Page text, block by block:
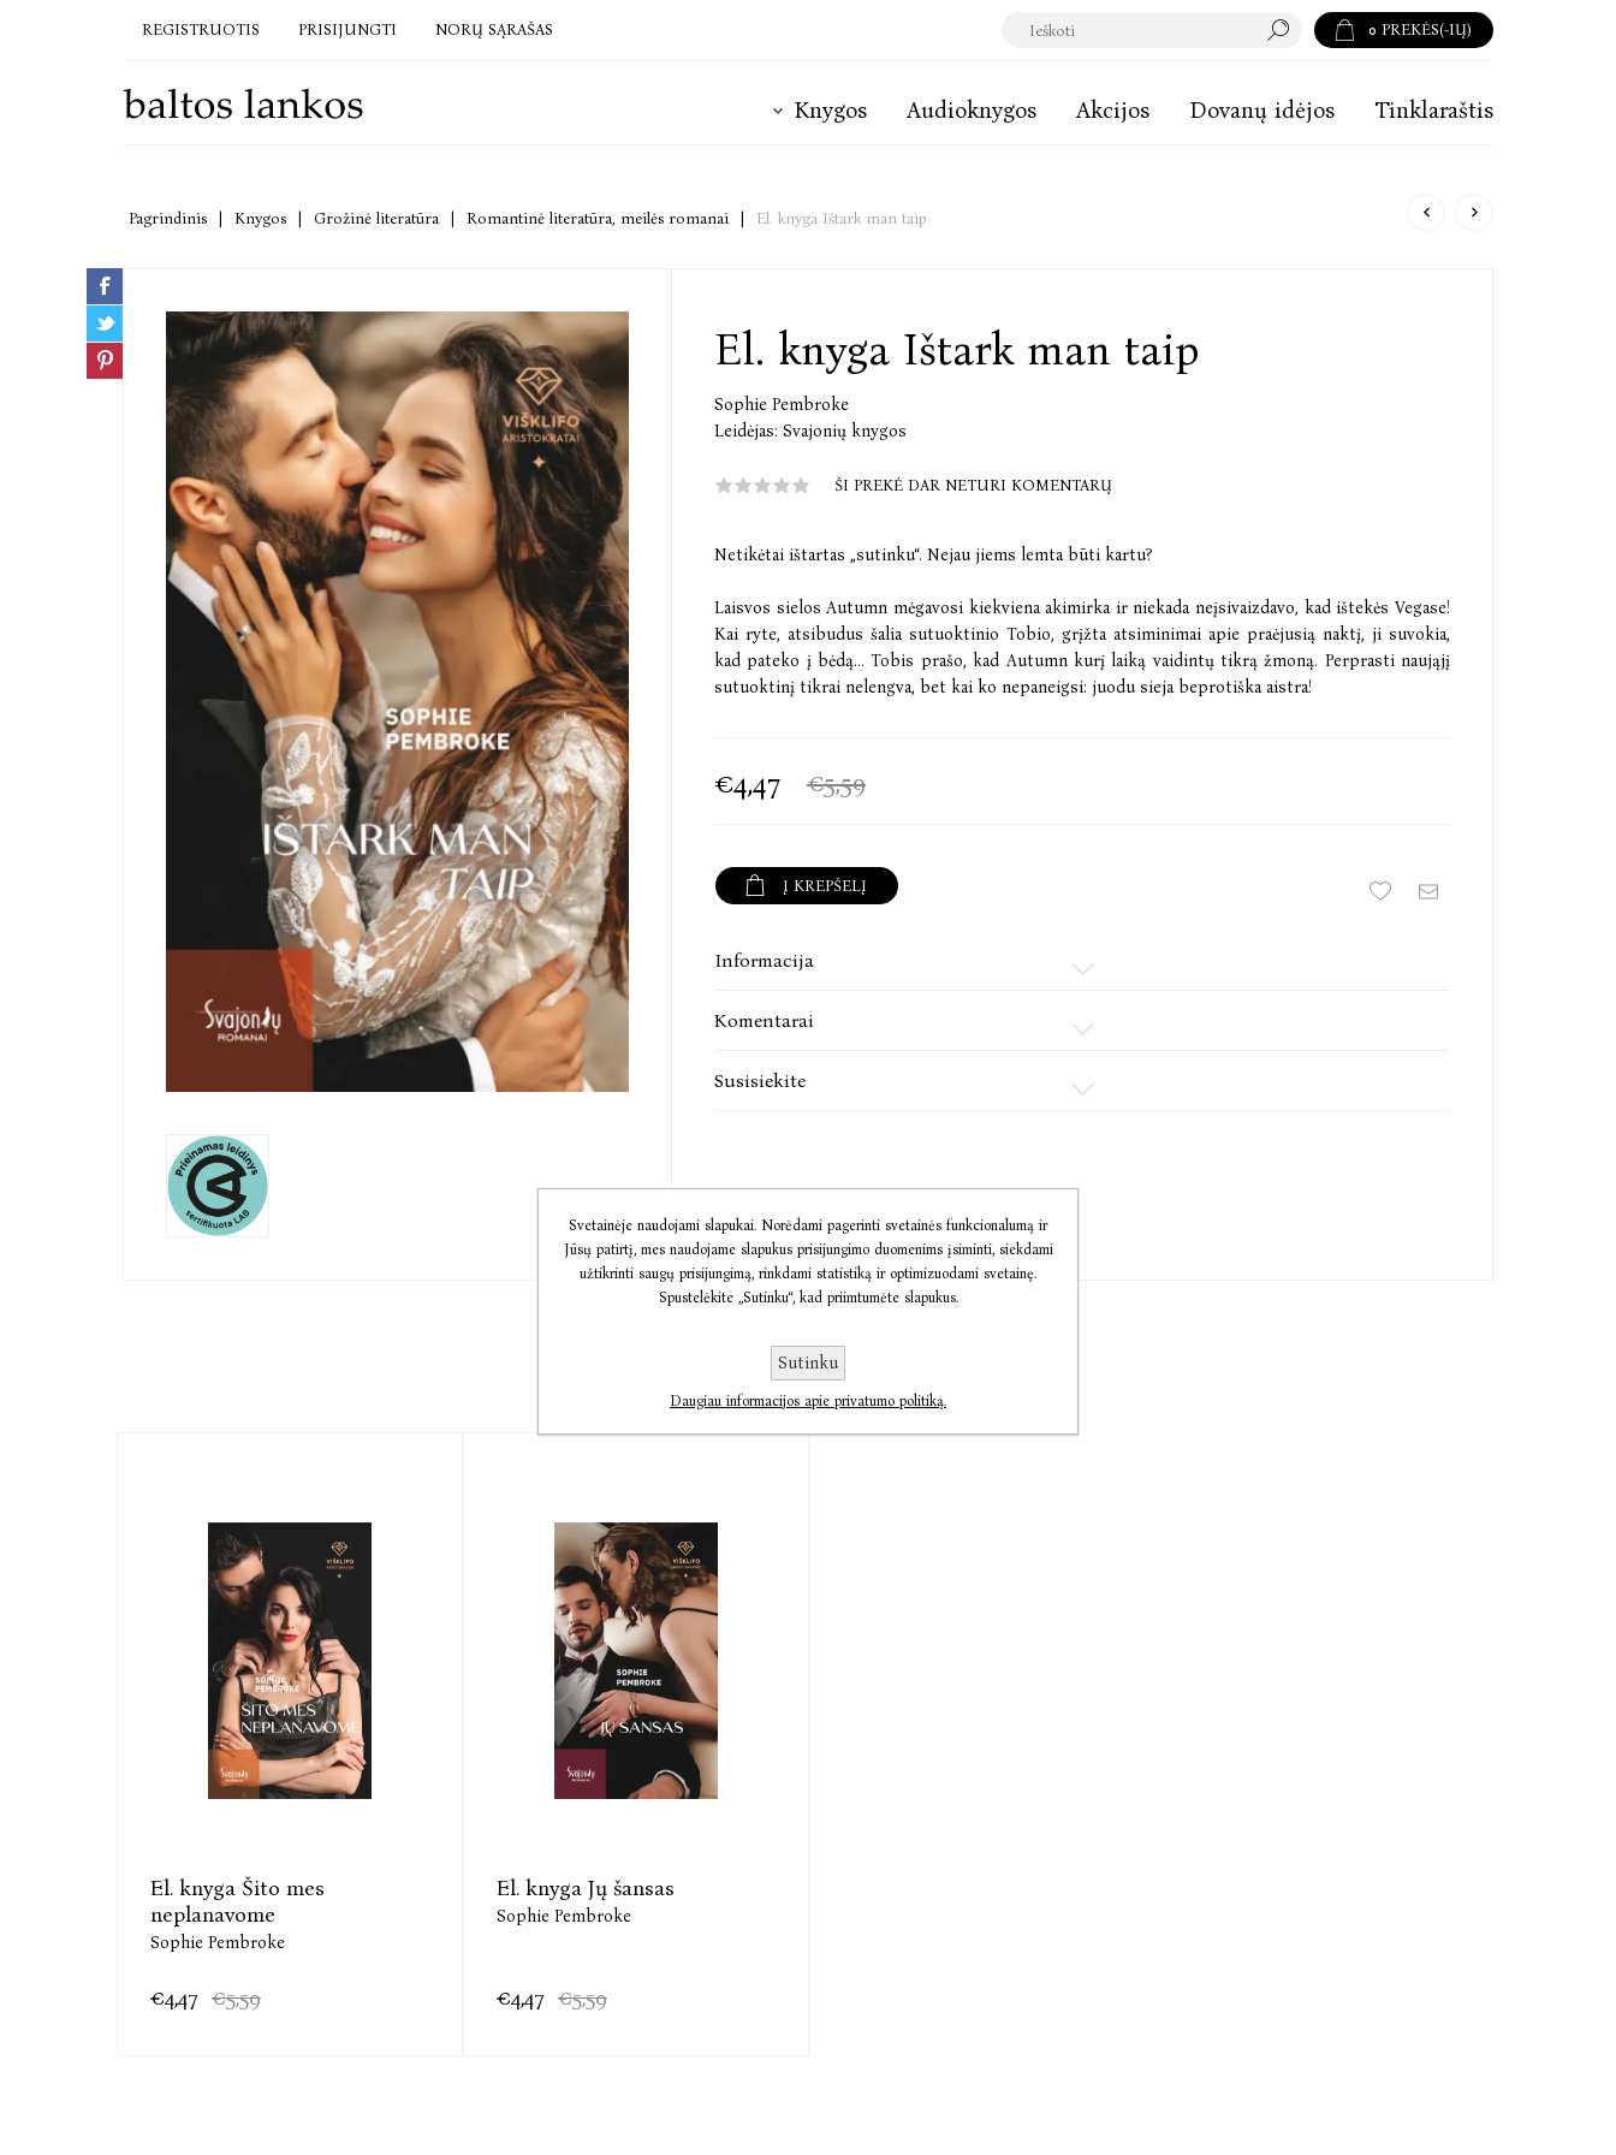
REGISTRUOTIS PRISIJUNGTI NORŲ SĄRAŠAS 0 PREKĖS(-IŲ)
Knygos Audioknygos Akcijos Dovanų idėjos Tinklaraštis
Pagrindinis Knygos Grožinė literatūra Romantinė literatūra, meilės romanai El. knyga Ištark man taip
El. knyga Ištark man taip
Sophie Pembroke
Leidėjas: Svajonių knygos
ŠI PREKĖ DAR NETURI KOMENTARŲ
Netikėtai ištartas „sutinku“. Nejau jiems lemta būti kartu?
Laisvos sielos Autumn mėgavosi kiekviena akimirka ir niekada neįsivaizdavo, kad ištekės Vegase!
Kai ryte, atsibudus šalia sutuoktinio Tobio, grįžta atsiminimai apie praėjusią naktį, ji suvokia,
kad pateko į bėdą... Tobis prašo, kad Autumn kurį laiką vaidintų tikrą žmoną. Perprasti naująjį
sutuoktinį tikrai nelengva, bet kai ko nepaneigsi: juodu sieja beprotiška aistra!
€4,47 €5,59
Į KREPŠELĮ
Informacija
Komentarai
Susisiekite
To paties autoriaus knygos
El. knyga Šito mes
neplanavome
Sophie Pembroke
€4,47 €5,59
El. knyga Jų šansas
Sophie Pembroke
€4,47 €5,59
Svetainėje naudojami slapukai. Norėdami pagerinti svetainės funkcionalumą ir
Jūsų patirtį, mes naudojame slapukus prisijungimo duomenims įsiminti, siekdami
užtikrinti saugų prisijungimą, rinkdami statistiką ir optimizuodami svetainę.
Spustelėkite „Sutinku“, kad priimtumėte slapukus.
Sutinku
Daugiau informacijos apie privatumo politiką.